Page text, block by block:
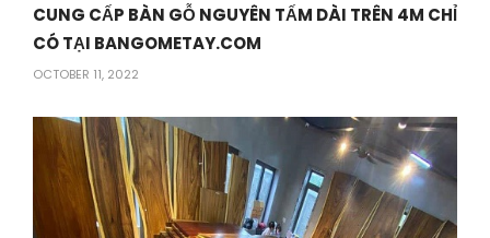
CUNG CẤP BÀN GỖ NGUYÊN TẤM DÀI TRÊN 4M CHỈ
CÓ TẠI BANGOMETAY.COM
OCTOBER 11, 2022